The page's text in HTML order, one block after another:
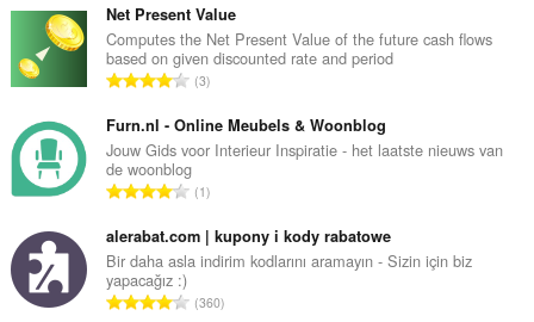
y
s
a
y
ı
s
ı
:
p
l
a
m
y
s
a
y
ı
s
:
Net Present Value
Computes the Net Present Value of the future cash flows
based on given discounted rate and period
T
p
l
a
m
y
s
a
3
Furn.nl - Online Meubels & Woonblog
Jouw Gids voor Interieur Inspiratie - het laatste nieuws van
de woonblog
T
p
l
m
1
alerabat.com | kupony i kody rabatowe
Bir daha asla indirim kodlarını aramayın - Sizin için biz
yapacağız :)
T360